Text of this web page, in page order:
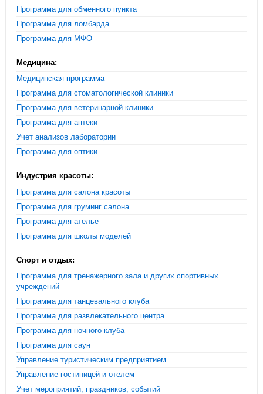
Программа для обменного пункта
Программа для ломбарда
Программа для МФО
Медицина:
Медицинская программа
Программа для стоматологической клиники
Программа для ветеринарной клиники
Программа для аптеки
Учет анализов лаборатории
Программа для оптики
Индустрия красоты:
Программа для салона красоты
Программа для груминг салона
Программа для ателье
Программа для школы моделей
Спорт и отдых:
Программа для тренажерного зала и других спортивных
учреждений
Программа для танцевального клуба
Программа для развлекательного центра
Программа для ночного клуба
Программа для саун
Управление туристическим предприятием
Управление гостиницей и отелем
Учет мероприятий, праздников, событий